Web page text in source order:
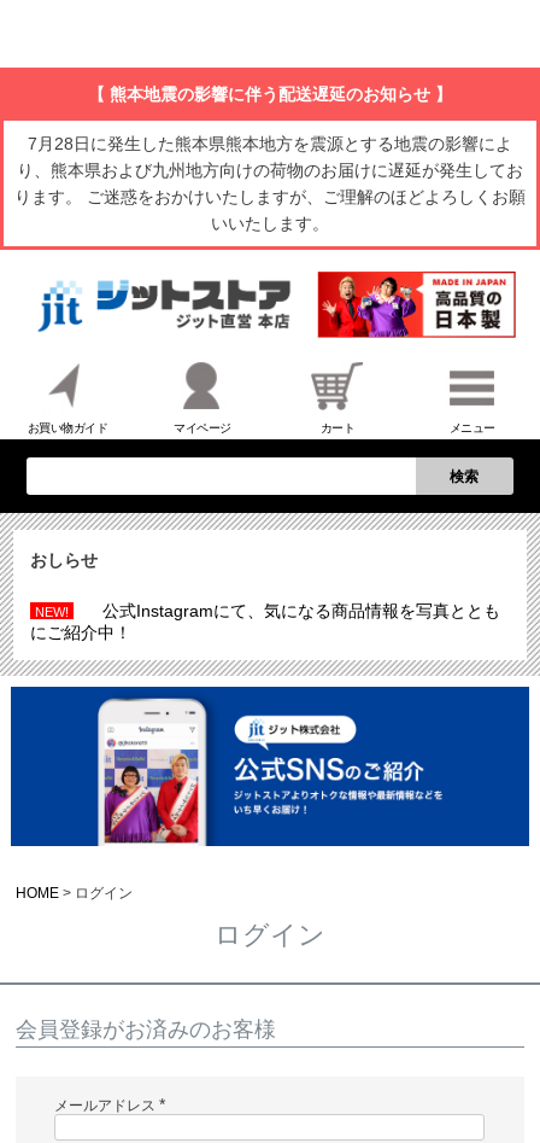
【 熊本地震の影響に伴う配送遅延のお知らせ 】
7月28日に発生した熊本県熊本地方を震源とする地震の影響によ
り、熊本県および九州地方向けの荷物のお届けに遅延が発生してお
ります。 ご迷惑をおかけいたしますが、ご理解のほどよろしくお願
いいたします。
お買い物ガイド マイページ カート メニュー
検索
おしらせ
NEW!
公式Instagramにて、気になる商品情報を写真ととも
にご紹介中！
HOME ログイン
ログイン
会員登録がお済みのお客様
メールアドレス
必